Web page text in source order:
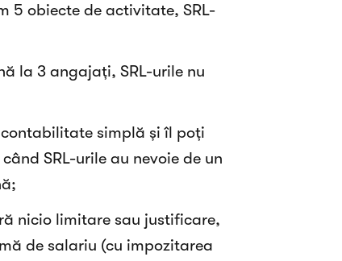
5 obiecte de activitate, SRL-
la 3 angajați, SRL-urile nu
simplă și îl poți
când SRL-urile au nevoie de un
nicio limitare sau justificare,
de salariu (cu impozitarea